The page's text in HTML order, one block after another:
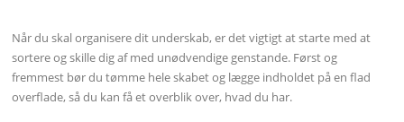
Når du skal organisere dit underskab, er det vigtigt at starte med at
sortere og skille dig af med unødvendige genstande. Først og
fremmest bør du tømme hele skabet og lægge indholdet på en flad
overflade, så du kan få et overblik over, hvad du har.